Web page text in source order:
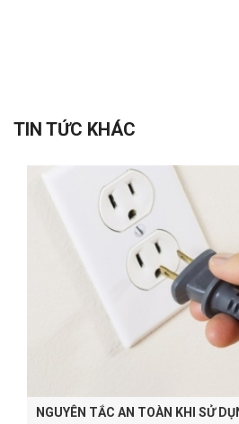
TIN TỨC KHÁC
NGUYÊN TẮC AN TOÀN KHI SỬ